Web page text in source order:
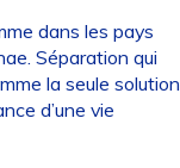
dans les pays
Séparation qui
la seule solution
d’une vie